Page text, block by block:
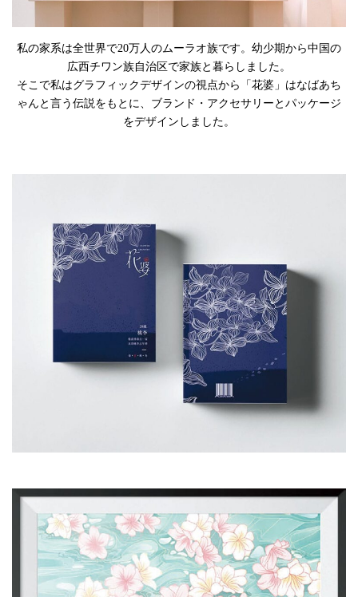
私の家系は全世界で20万人のムーラオ族です。幼少期から中国の
広西チワン族自治区で家族と暮らしました。
そこで私はグラフィックデザインの視点から「花婆」はなばあち
ゃんと言う伝説をもとに、ブランド・アクセサリーとパッケージ
をデザインしました。